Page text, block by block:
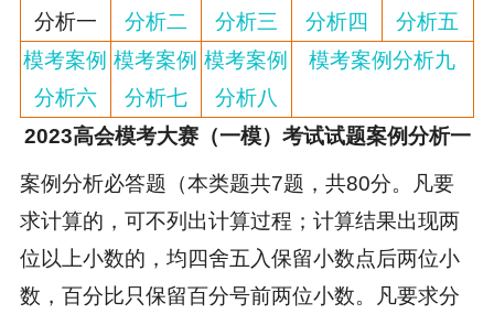
分析一
分析二
分析三
分析四
分析五
模考案例
分析六
模考案例
分析七
模考案例
分析八
模考案例分析九
2023高会模考大赛（一模）考试试题案例分析一
案例分析必答题（本类题共7题，共80分。凡要
求计算的，可不列出计算过程；计算结果出现两
位以上小数的，均四舍五入保留小数点后两位小
数，百分比只保留百分号前两位小数。凡要求分